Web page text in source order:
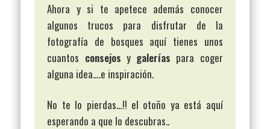
Ahora y si te apetece además conocer
algunos trucos para disfrutar de la
fotografía de bosques aquí tienes unos
cuantos consejos y galerías para coger
alguna idea….e inspiración.
No te lo pierdas…!! el otoño ya está aquí
esperando a que lo descubras..